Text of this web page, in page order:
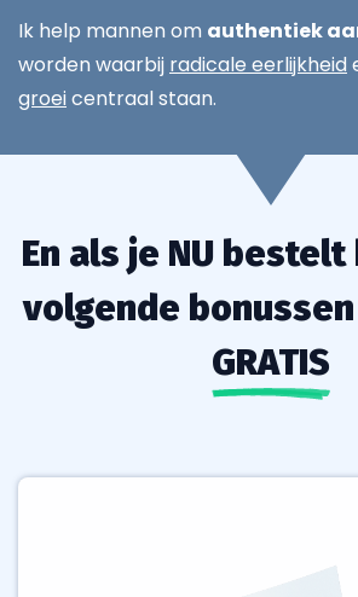
Ik help mannen om authentiek
worden waarbij radicale eerlijkheid
groeicentraal staan.
En als je NU
volgende
GRATIS